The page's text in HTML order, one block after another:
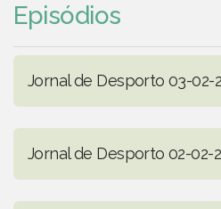
Episódios
Jornal de Desporto 03-02-
Jornal de Desporto 02-02-